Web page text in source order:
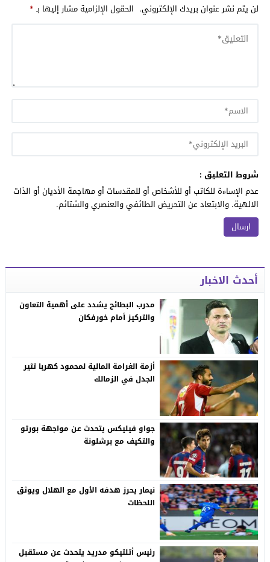
لن يتم نشر عنوان بريدك الإلكتروني. الحقول الإلزامية مشار إليها بـ*
شروط التعليق :
عدم الإساءة للكاتب أو للأشخاص أو للمقدسات أو مهاجمة الأديان أو الذات
الالهية. والابتعاد عن التحريض الطائفي والعنصري والشتائم.
أحدث الاخبار
مدرب البطائح يشدد على أهمية التعاون
والتركيز أمام خورفكان
أزمة الغرامة المالية لمحمود كهربا تثير
الجدل في الزمالك
جواو فيليكس يتحدث عن مواجهة بورتو
والتكيف مع برشلونة
نيمار يحرز هدفه الأول مع الهلال ويوثق
اللحظات
رئيس أتلتيكو مدريد يتحدث عن مستقبل